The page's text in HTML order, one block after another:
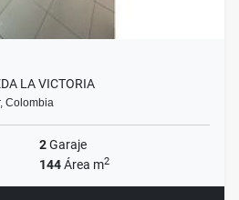
LA VICTORIA
Colombia
2Garaje
144Área m2